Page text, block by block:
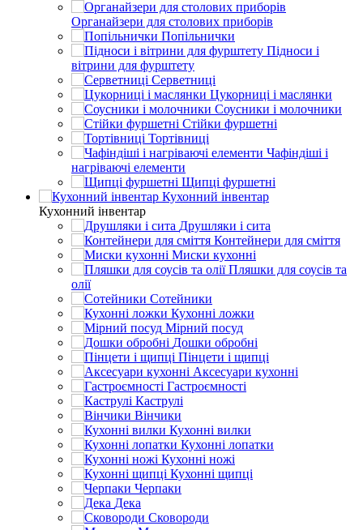
Органайзери для столових приборів
Попільнички
Підноси і
вітрини для фурштету
Серветниці
Цукорниці і маслянки
Соусники і молочники
Стійки фуршетні
Тортівниці
Чафіндіші і
нагріваючі елементи
Щипці фуршетні
Кухонний інвентар
Кухонний інвентар
Друшляки і сита
Контейнери для сміття
Миски кухонні
Пляшки для соусів та
олії
Сотейники
Кухонні ложки
Мірний посуд
Дошки обробні
Пінцети і щипці
Аксесуари кухонні
Гастроємності
Каструлі
Вінчики
Кухонні вилки
Кухонні лопатки
Кухонні ножі
Кухонні щипці
Черпаки
Дека
Сковороди